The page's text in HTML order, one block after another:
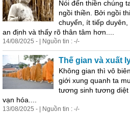
Nói đến thiền chúng
ngồi thiền. Bởi ngồi
chuyển, ít tiếp
an định và thấy rõ thân tâm hơn....
14/08/2025 - | Nguồn tin : -/-
Thế gian và xuất
Không gian thì vô
giới xung quanh ta
tương sinh tương diệt
vạn hóa....
13/08/2025 - | Nguồn tin : -/-